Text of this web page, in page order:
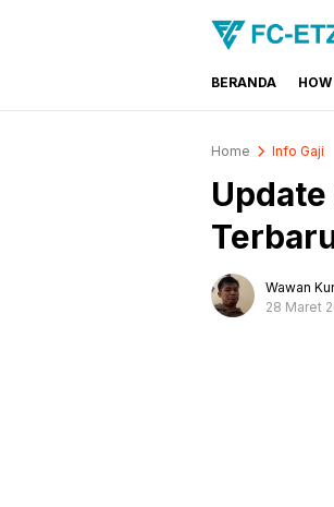
FC-ETZELLA.LU
Share & Learn
BERANDA
Home Info Gaji
Update
Wawan
28 Maret